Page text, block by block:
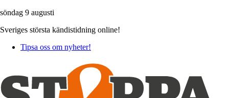
söndag 9 augusti
Sveriges största kändistidning online!
Tipsa oss om nyheter!